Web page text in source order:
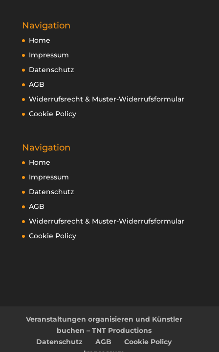
Navigation
Home
Impressum
Datenschutz
AGB
Widerrufsrecht & Muster-Widerrufsformular
Cookie Policy
Navigation
Home
Impressum
Datenschutz
AGB
Widerrufsrecht & Muster-Widerrufsformular
Cookie Policy
Veranstaltungen organisieren und Künstler
buchen – TNT Productions
Datenschutz
AGB
Cookie Policy